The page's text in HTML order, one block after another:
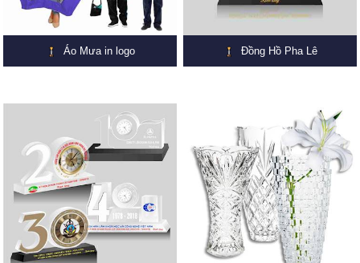
Áo Mưa in logo Đồng Hồ Pha Lê